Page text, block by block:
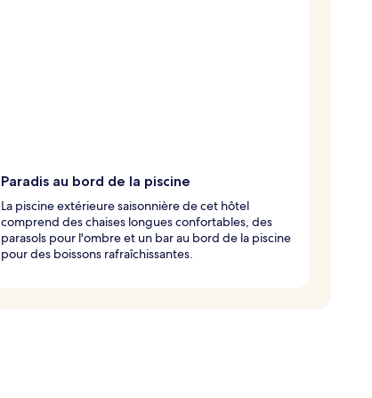
Paradis au bord de la piscine
La piscine extérieure saisonnière de cet hôtel
comprend des chaises longues confortables, des
parasols pour l'ombre et un bar au bord de la piscine
pour des boissons rafraîchissantes.